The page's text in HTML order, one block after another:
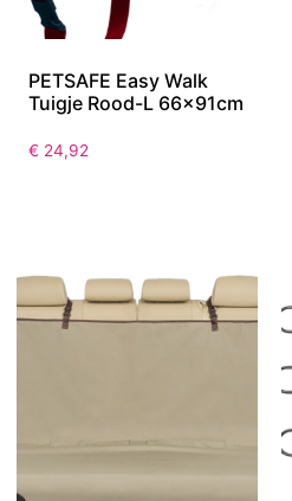
PETSAFE Easy Walk
Tuigje Rood-L 66x91cm
€ 24,92